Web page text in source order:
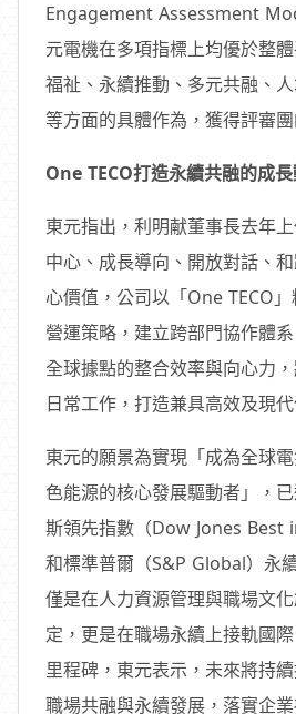
Engagement Assessment
元電機在多項指標上均優於整
福祉、永續推動、多元共融、
等方面的具體作為，獲得評審
One TECO打造永續共融的成
東元指出，利明献董事長去年
中心、成長導向、開放對話、
心價值，公司以「One TECO
營運策略，建立跨部門協作體
全球據點的整合效率與向心力
日常工作，打造兼具高效及現
東元的願景為實現「成為全球
色能源的核心發展驅動者」，
斯領先指數（Dow Jones Best
和標準普爾（S&P Global）永
僅是在人力資源管理與職場文
定，更是在職場永續上接軌國
里程碑，東元表示，未來將持
職場共融與永續發展，落實企